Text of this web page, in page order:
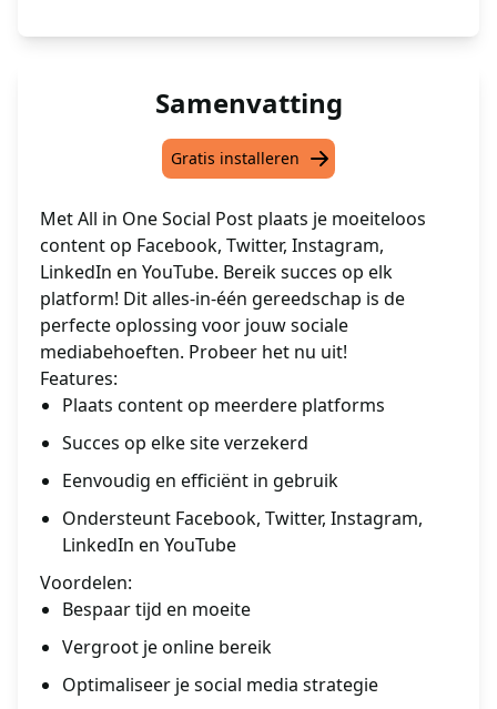
Samenvatting
Gratis installeren
Met All in One Social Post plaats je moeiteloos
content op Facebook, Twitter, Instagram,
LinkedIn en YouTube. Bereik succes op elk
platform! Dit alles-in-één gereedschap is de
perfecte oplossing voor jouw sociale
mediabehoeften. Probeer het nu uit!
Features:
Plaats content op meerdere platforms
Succes op elke site verzekerd
Eenvoudig en efficiënt in gebruik
Ondersteunt Facebook, Twitter, Instagram,
LinkedIn en YouTube
Voordelen:
Bespaar tijd en moeite
Vergroot je online bereik
Optimaliseer je social media strategie